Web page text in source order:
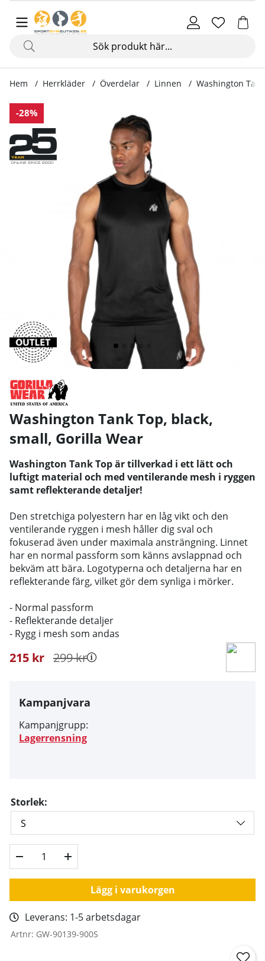
Hem Herrkläder Överdelar Linnen Washington
-28%
Produktbilder Washington Tank Top, black
Washington Tank Top, black,
small, Gorilla Wear
Washington Tank Top är tillverkad i ett lätt och
luftigt material och med ventilerande mesh i ryggen
samt reflekterande detaljer!
Den stretchiga polyestern har en låg vikt och den
ventilerande ryggen i mesh håller dig sval och
fokuserad även under maximala ansträngning. Linnet
har en normal passform som känns avslappnad och
bekväm att bära. Logotyperna och detaljerna har en
reflekterande färg, vilket gör dem synliga i mörker.
- Normal passform
- Reflekterande detaljer
- Rygg i mesh som andas
299kr
215 kr
Kampanjvara
Kampanjgrupp:
Lagerrensning
Storlek:
Lägg i varukorgen
Leverans: 1-5 arbetsdagar
Artnr: GW-90139-900S